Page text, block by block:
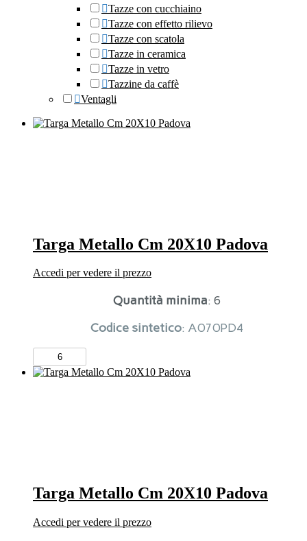
Tazze con cucchiaino
Tazze con effetto rilievo
Tazze con scatola
Tazze in ceramica
Tazze in vetro
Tazzine da caffè
Ventagli
Targa Metallo Cm 20X10 Padova
Accedi per vedere il prezzo
Quantità minima: 6
Codice sintetico: A070PD4
Targa
Metallo
Cm
Targa Metallo Cm 20X10 Padova
Accedi per vedere il prezzo